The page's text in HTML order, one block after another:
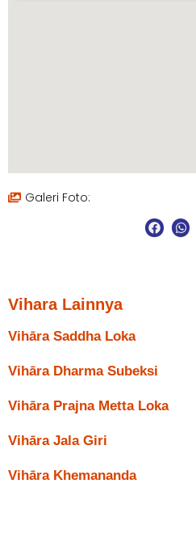
Galeri Foto:
Vihara Lainnya
Vihāra Saddha Loka
Vihāra Dharma Subeksi
Vihāra Prajna Metta Loka
Vihāra Jala Giri
Vihāra Khemananda